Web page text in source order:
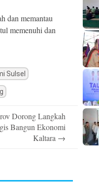
dan memantau
memenuhi dan
Sulsel
Dorong Langkah
Bangun Ekonomi
Kaltara →